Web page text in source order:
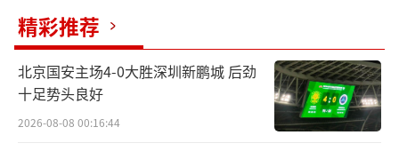
精彩推荐
北京国安主场4-0大胜深圳新鹏城 后劲
十足势头良好
2026-08-08 00:16:44